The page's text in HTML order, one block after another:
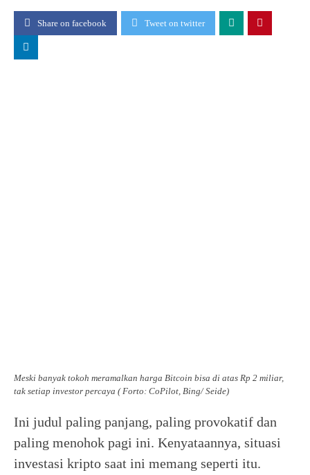
Share on facebook Tweet on twitter
Meski banyak tokoh meramalkan harga Bitcoin bisa di atas Rp 2 miliar,
tak setiap investor percaya ( Forto: CoPilot, Bing/ Seide)
Ini judul paling panjang, paling provokatif dan
paling menohok pagi ini. Kenyataannya, situasi
investasi kripto saat ini memang seperti itu.